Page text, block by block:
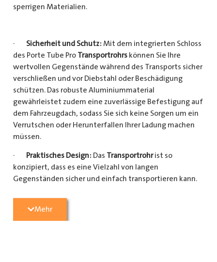
sperrigen Materialien.
· Sicherheit und Schutz: Mit dem integrierten Schloss
des Porte Tube Pro Transportrohrskönnen Sie Ihre
wertvollen Gegenstände während des Transports sicher
verschließen und vor Diebstahl oder Beschädigung
schützen. Das robuste Aluminiummaterial
gewährleistet zudem eine zuverlässige Befestigung auf
dem Fahrzeugdach, sodass Sie sich keine Sorgen um ein
Verrutschen oder Herunterfallen Ihrer Ladung machen
müssen.
· Praktisches Design: Das Transportrohrist so
konzipiert, dass es eine Vielzahl von langen
Gegenständen sicher und einfach transportieren kann.
Kunststoffrohre für den Sanitärbereich oder Holzlatten
für den Bau benötigen, dieses
Mehr